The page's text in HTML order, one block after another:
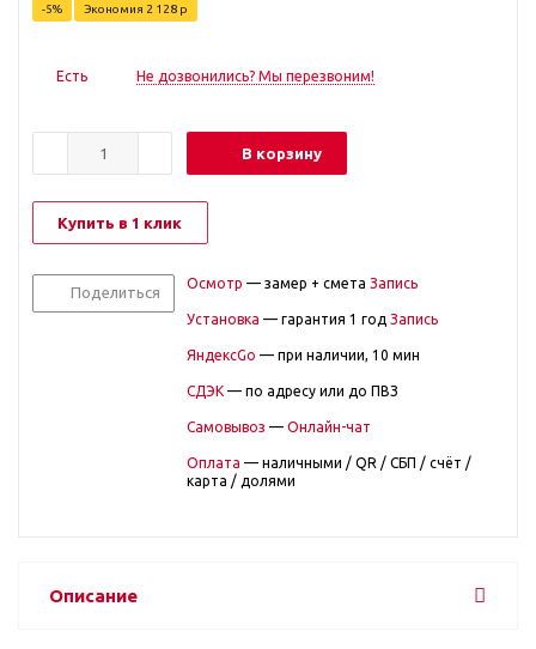
-5% Экономия 2 128 р
Есть Не дозвонились? Мы перезвоним!
В корзину
Купить в 1 клик
Поделиться
Осмотр — замер + смета Запись
Установка — гарантия 1 год Запись
ЯндексGo — при наличии, 10 мин
СДЭК — по адресу или до ПВЗ
Самовывоз — Онлайн-чат
Оплата — наличными / QR / СБП / счёт /
карта / долями
Описание